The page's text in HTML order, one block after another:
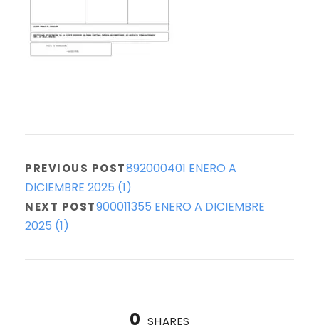
PREVIOUS POST892000401 ENERO A
DICIEMBRE 2025 (1)
NEXT POST900011355 ENERO A DICIEMBRE
2025 (1)
0 SHARES